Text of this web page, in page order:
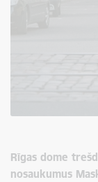
Rīgas dome
nosaukumus